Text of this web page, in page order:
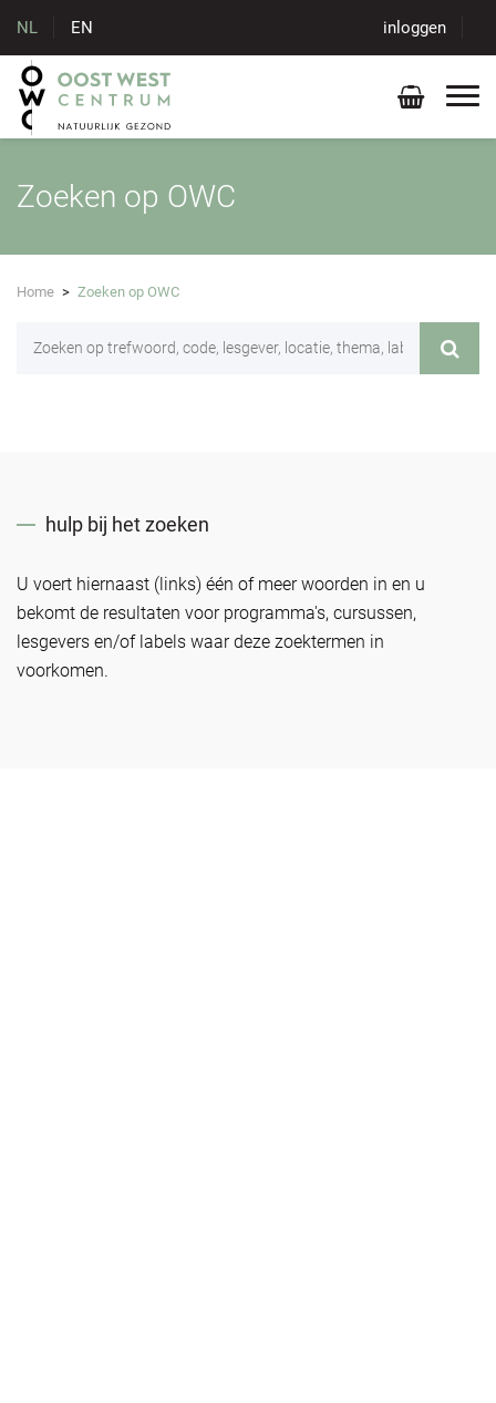
NL EN inloggen
Zoeken op OWC
Home > Zoeken op OWC
hulp bij het zoeken
U voert hiernaast (links) één of meer woorden in en u
bekomt de resultaten voor programma's, cursussen,
lesgevers en/of labels waar deze zoektermen in
voorkomen.